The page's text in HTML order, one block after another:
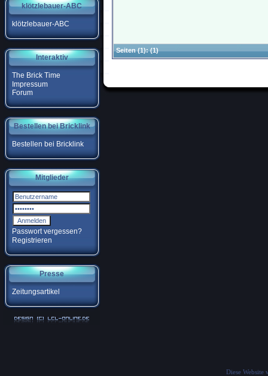
klötzlebauer-ABC
klötzlebauer-ABC
Interaktiv
The Brick Time
Impressum
Forum
Bestellen bei Bricklink
Bestellen bei Bricklink
Mitglieder
Passwort vergessen?
Registrieren
Presse
Zeitungsartikel
Seiten(1):(1)
Diese Website